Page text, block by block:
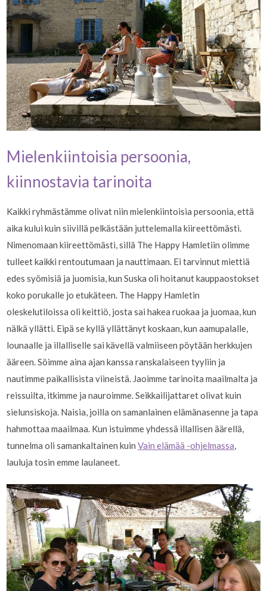
Mielenkiintoisia persoonia,
kiinnostavia tarinoita
Kaikki ryhmästämme olivat niin mielenkiintoisia persoonia, että
aika kului kuin siivillä pelkästään juttelemalla kiireettömästi.
Nimenomaan kiireettömästi, sillä The Happy Hamletiin olimme
tulleet kaikki rentoutumaan ja nauttimaan. Ei tarvinnut miettiä
edes syömisiä ja juomisia, kun Suska oli hoitanut kauppaostokset
koko porukalle jo etukäteen. The Happy Hamletin
oleskelutiloissa oli keittiö, josta sai hakea ruokaa ja juomaa, kun
nälkä yllätti. Eipä se kyllä yllättänyt koskaan, kun aamupalalle,
lounaalle ja illalliselle sai kävellä valmiiseen pöytään herkkujen
ääreen. Söimme aina ajan kanssa ranskalaiseen tyyliin ja
nautimme paikallisista viineistä. Jaoimme tarinoita maailmalta ja
reissuilta, itkimme ja nauroimme. Seikkailijattaret olivat kuin
sielunsiskoja. Naisia, joilla on samanlainen elämänasenne ja tapa
hahmottaa maailmaa. Kun istuimme yhdessä illallisen äärellä,
tunnelma oli samankaltainen kuinVain elämää -ohjelmassa,
lauluja tosin emme laulaneet.